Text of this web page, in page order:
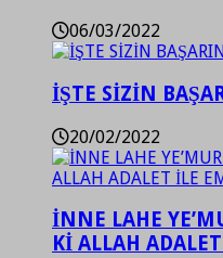
06/03/2022
İŞTE SİZİN
20/02/2022
İNNE LAHE
Kİ ALLAH